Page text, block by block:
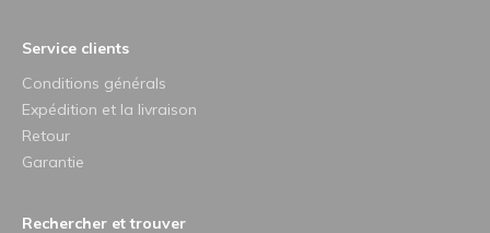
Service clients
Conditions générals
Expédition et la livraison
Retour
Garantie
Rechercher et trouver